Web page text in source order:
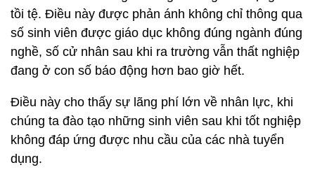
tồi tệ. Điều này được phản ánh không chỉ thông qua
số sinh viên được giáo dục không đúng ngành đúng
nghề, số cử nhân sau khi ra trường vẫn thất nghiệp
đang ở con số báo động hơn bao giờ hết.
Điều này cho thấy sự lãng phí lớn về nhân lực, khi
chúng ta đào tạo những sinh viên sau khi tốt nghiệp
không đáp ứng được nhu cầu của các nhà tuyển
dụng.